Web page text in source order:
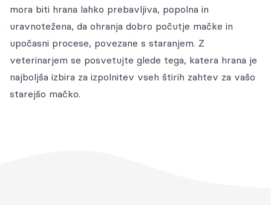
mora biti hrana lahko prebavljiva, popolna in
uravnotežena, da ohranja dobro počutje mačke in
upočasni procese, povezane s staranjem. Z
veterinarjem se posvetujte glede tega, katera hrana je
najboljša izbira za izpolnitev vseh štirih zahtev za vašo
starejšo mačko.